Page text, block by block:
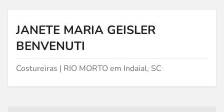
JANETE MARIA GEISLER
BENVENUTI
Costureiras | RIO MORTO em Indaial, SC